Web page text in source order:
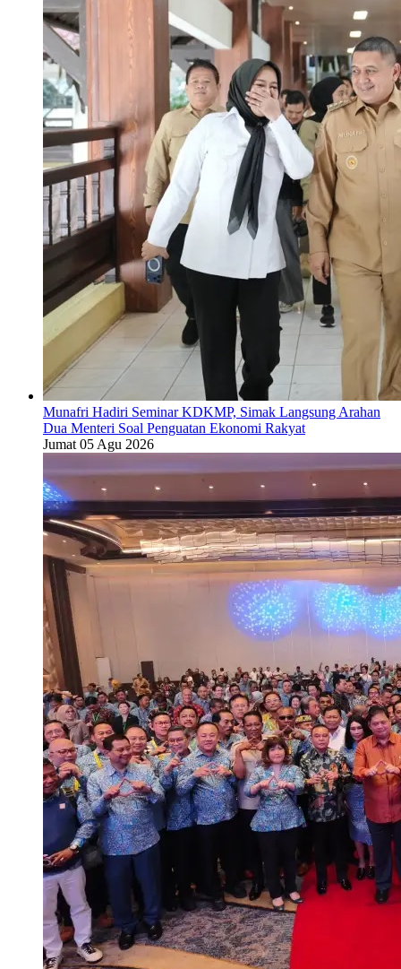
Munafri Hadiri Seminar KDKMP, Simak Langsung Arahan
Dua Menteri Soal Penguatan Ekonomi Rakyat
Jumat 05 Agu 2026